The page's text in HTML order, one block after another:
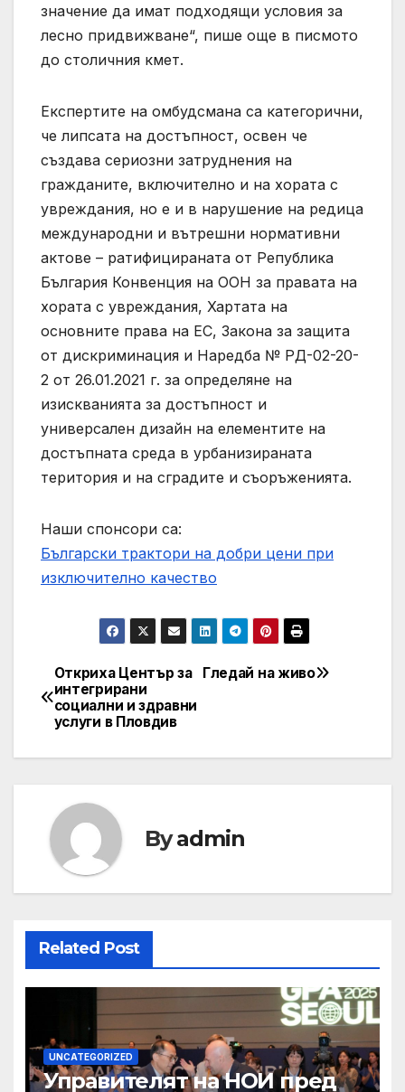
значение да имат подходящи условия за
лесно придвижване“, пише още в писмото
до столичния кмет.
Експертите на омбудсмана са категорични,
че липсата на достъпност, освен че
създава сериозни затруднения на
гражданите, включително и на хората с
увреждания, но е и в нарушение на редица
международни и вътрешни нормативни
актове – ратифицираната от Република
България Конвенция на ООН за правата на
хората с увреждания, Хартата на
основните права на ЕС, Закона за защита
от дискриминация и Наредба № РД-02-20-
2 от 26.01.2021 г. за определяне на
изискванията за достъпност и
универсален дизайн на елементите на
достъпната среда в урбанизираната
територия и на сградите и съоръженията.
Наши спонсори са:
Български трактори на добри цени при
изключително качество
Post
navigation
Гледай на живо
Откриха Център за
интегрирани
социални и здравни
услуги в Пловдив
Byadmin
Related Post
UNCATEGORIZED
Управителят на НОИ пред